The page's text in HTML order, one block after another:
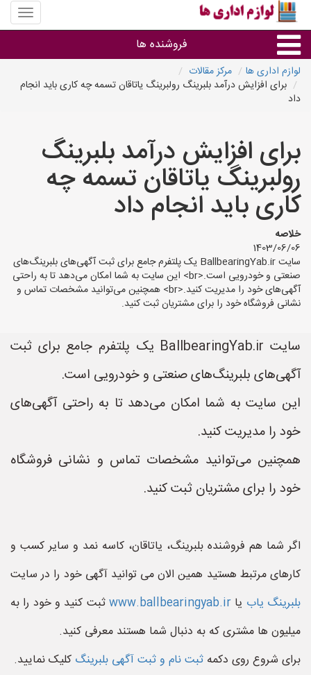
منوی
سایت
اداری
فروشنده ها
گروه ها
لوازم اداری ها
مرکز مقالات
برای افزایش درآمد بلبرینگ رولبرینگ یاتاقان تسمه چه کاری باید انجام
داد
برای افزایش درآمد بلبرینگ
رولبرینگ یاتاقان تسمه چه
کاری باید انجام داد
خلاصه
1403/06/06
سایت BallbearingYab.ir یک پلتفرم جامع برای ثبت آگهی‌های بلبرینگ‌های
صنعتی و خودرویی است.<br> این سایت به شما امکان می‌دهد تا به راحتی
آگهی‌های خود را مدیریت کنید.<br> همچنین می‌توانید مشخصات تماس و
نشانی فروشگاه خود را برای مشتریان ثبت کنید.
سایت BallbearingYab.ir یک پلتفرم جامع برای ثبت
آگهی‌های بلبرینگ‌های صنعتی و خودرویی است.
این سایت به شما امکان می‌دهد تا به راحتی آگهی‌های
خود را مدیریت کنید.
همچنین می‌توانید مشخصات تماس و نشانی فروشگاه
خود را برای مشتریان ثبت کنید.
اگر شما هم فروشنده بلبرینگ، یاتاقان، کاسه نمد و سایر کسب و
کارهای مرتبط هستید همین الان می توانید آگهی خود را در سایت
بلبرینگ یاب یا www.ballbearingyab.irثبت کنید و خود را به
میلیون ها مشتری که به دنبال شما هستند معرفی کنید.
برای شروع روی دکمه ثبت نام و ثبت آگهی بلبرینگ کلیک نمایید.